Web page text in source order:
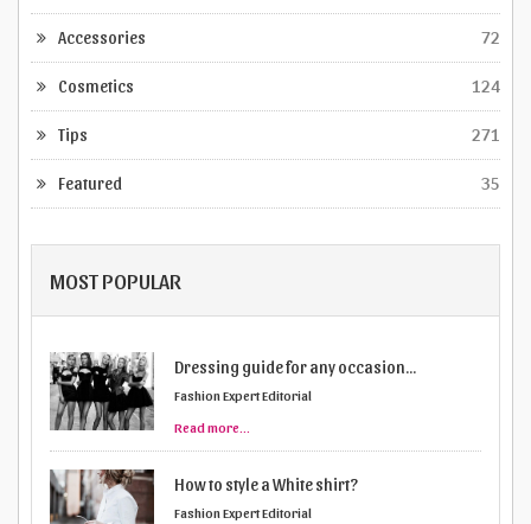
Accessories 72
Cosmetics 124
Tips 271
Featured 35
MOST POPULAR
Dressing guide for any occasion...
Fashion Expert Editorial
Read more...
How to style a White shirt?
Fashion Expert Editorial